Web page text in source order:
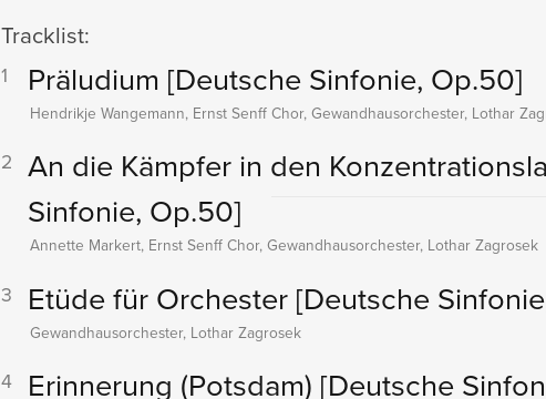
Tracklist:
1 Präludium [Deutsche Sinfonie, Op.50]
Hendrikje Wangemann, Ernst Senff Chor, Gewandhausorchester, Lothar
2 An die Kämpfer in den
Sinfonie, Op.50]
Annette Markert, Ernst Senff Chor, Gewandhausorchester, Lothar Zagrosek
3 Etüde für Orchester[Deutsche
Gewandhausorchester, Lothar Zagrosek
4 Erinnerung (Potsdam) [Deutsche